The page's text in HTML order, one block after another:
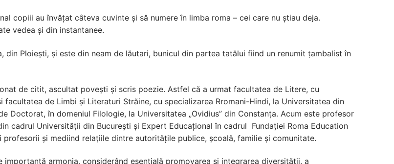
copiii au învățat câteva cuvinte și să numere în limba roma – cei care nu știau deja.
vedea și din instantanee.
din Ploiești, și este din neam de lăutari, bunicul din partea tatălui fiind un renumit țambalist în
de citit, ascultat povești și scris poezie. Astfel că a urmat facultatea de Litere, cu
de Limbi și Literaturi Străine, cu specializarea Rromani-Hindi, la Universitatea din
Doctorat, în domeniul Filologie, la Universitatea „Ovidius” din Constanța. Acum este profesor
cadrul Universității din București și Expert Educațional în cadrul Fundației Roma Education
și mediind relațiile dintre autoritățile publice, școală, familie și comunitate.
armonia, considerând esențială promovarea și integrarea diversității, a